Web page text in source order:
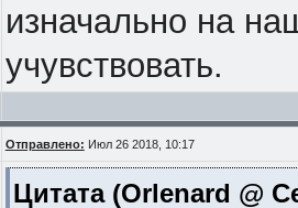
изначально на
учувствовать.
Отправлено: Июл 26 2018, 10:17
Цитата(Orlenard @